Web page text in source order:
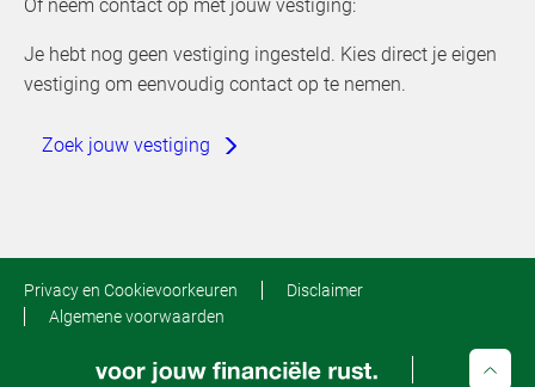
Of neem contact op met jouw vestiging:
Je hebt nog geen vestiging ingesteld. Kies direct je eigen
vestiging om eenvoudig contact op te nemen.
Zoek jouw vestiging
Privacy en Cookievoorkeuren
Disclaimer
Algemene voorwaarden